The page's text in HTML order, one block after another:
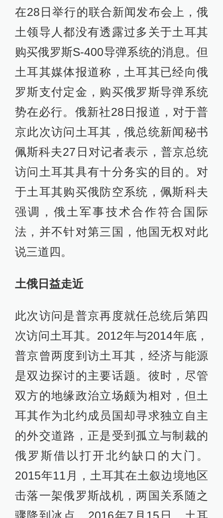
在28日举行的联合新闻发布会上，俄
土领导人都没有透露过多关于土耳其
购买俄罗斯S-400导弹系统的消息。但
土耳其媒体报道称，土耳其已经向俄
罗斯支付定金，购买俄罗斯导弹系统
势在必行。俄新社28日报道，对于普
京此次访问土耳其，俄总统新闻秘书
佩斯科夫27日对记者表示，普京总统
访问土耳其具有十分务实的目的。对
于土耳其购买俄防空系统，佩斯科夫
强调，俄土军事技术合作符合国际
法，并不针对第三国，他国无权对此
说三道四。
土俄日益走近
此次访问是普京再度就任总统后第四
次访问土耳其。2012年与2014年底，
普京曾两度到访土耳其，经济与能源
是双边探讨的主要话题。彼时，尽管
双方的地缘政治立场颇为相对，但土
耳其作为北约成员国却寻求独立自主
的外交道路，正是受到孤立与制裁的
俄罗斯借以打开北约缺口的大门。
2015年11月，土耳其在土叙边境地区
击落一架俄罗斯战机，两国关系随之
骤降到冰点。2016年7月15日，土耳